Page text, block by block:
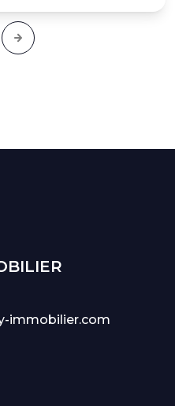
immobilier.com